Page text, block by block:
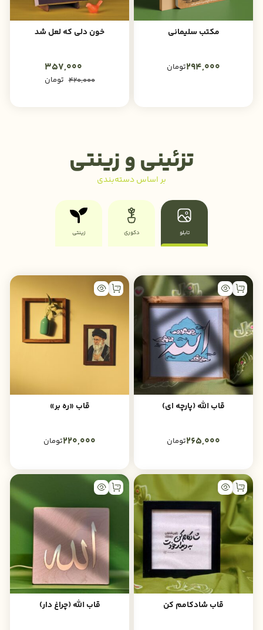
مکتب سلیمانی
294,000تومان
خون دلی که لعل شد
357,000
420,000 تومان
تزئینی و زینتی
بر اساس دسته‌بندی
تابلو دکوری زینتی
قاب الله (پارچه ای)
265,000تومان
قاب «ره بر»
220,000تومان
قاب شادکامم کن قاب الله (چراغ دار)